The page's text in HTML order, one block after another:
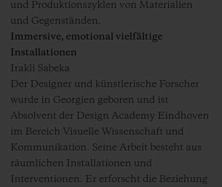
und Produktionszyklen von Materialien
und Gegenständen.
Immersive, emotional vielfältige
Installationen
Irakli Sabeka
Der Designer und künstlerische Forscher
wurde in Georgien geboren und ist
Absolvent der Design Academy Eindhoven
im Bereich Visuelle Wissenschaft und
Kommunikation. Seine Arbeit besteht aus
räumlichen Installationen und
Interventionen. Er erforscht die Beziehung